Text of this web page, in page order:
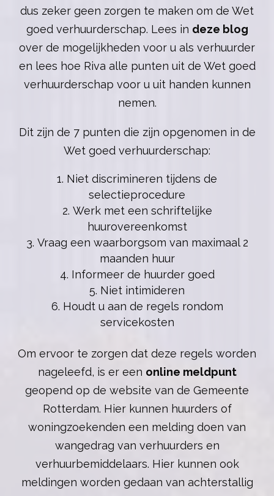
dus zeker geen zorgen te maken om de Wet
goed verhuurderschap. Lees in deze blog
over de mogelijkheden voor u als verhuurder
en lees hoe Riva alle punten uit de Wet goed
verhuurderschap voor u uit handen kunnen
nemen.
Dit zijn de 7 punten die zijn opgenomen in de
Wet goed verhuurderschap:
Niet discrimineren tijdens de
selectieprocedure
Werk met een schriftelijke
huurovereenkomst
Vraag een waarborgsom van maximaal 2
maanden huur
Informeer de huurder goed
Niet intimideren
Houdt u aan de regels rondom
servicekosten
Om ervoor te zorgen dat deze regels worden
nageleefd, is er een online meldpunt
geopend op de website van de Gemeente
Rotterdam. Hier kunnen huurders of
woningzoekenden een melding doen van
wangedrag van verhuurders en
verhuurbemiddelaars. Hier kunnen ook
meldingen worden gedaan van achterstallig